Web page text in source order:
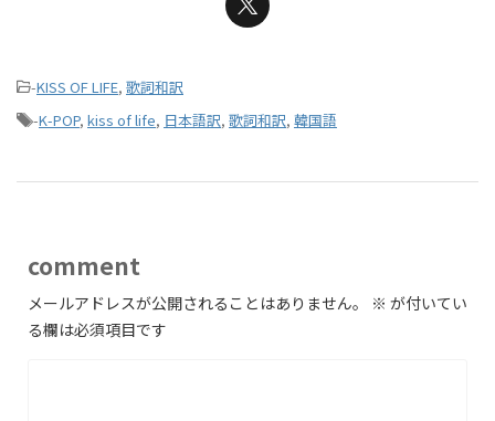
-KISS OF LIFE, 歌詞和訳
-K-POP, kiss of life, 日本語訳, 歌詞和訳, 韓国語
comment
メールアドレスが公開されることはありません。 ※ が付いてい
る欄は必須項目です